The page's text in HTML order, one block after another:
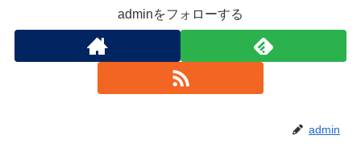
adminをフォローする
admin